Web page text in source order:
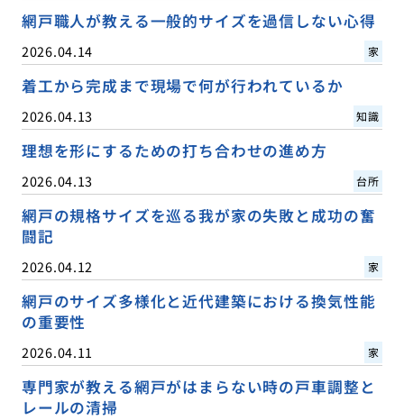
網戸職人が教える一般的サイズを過信しない心得
2026.04.14 家
着工から完成まで現場で何が行われているか
2026.04.13 知識
理想を形にするための打ち合わせの進め方
2026.04.13 台所
網戸の規格サイズを巡る我が家の失敗と成功の奮
闘記
2026.04.12 家
網戸のサイズ多様化と近代建築における換気性能
の重要性
2026.04.11 家
専門家が教える網戸がはまらない時の戸車調整と
レールの清掃